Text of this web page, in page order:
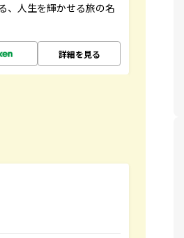
、人生を輝かせる旅の名
詳細を見る